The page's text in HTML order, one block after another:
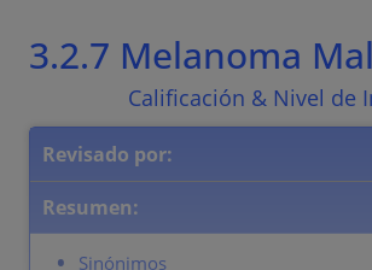
3.2.7 Melanoma
Calificación & Nivel de
Revisado por:
Resumen:
Sinónimos